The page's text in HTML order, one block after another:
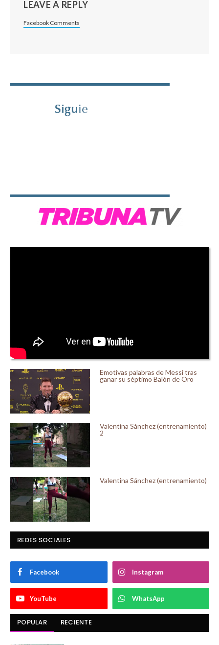
LEAVE A REPLY
Facebook Comments
Emotivas palabras de Messi tras
ganar su séptimo Balón de Oro
Valentina Sánchez (entrenamiento)
2
Valentina Sánchez (entrenamiento)
REDES SOCIALES
Facebook Instagram
YouTube WhatsApp
POPULAR RECIENTE